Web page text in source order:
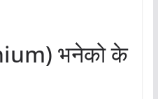
भनेको के